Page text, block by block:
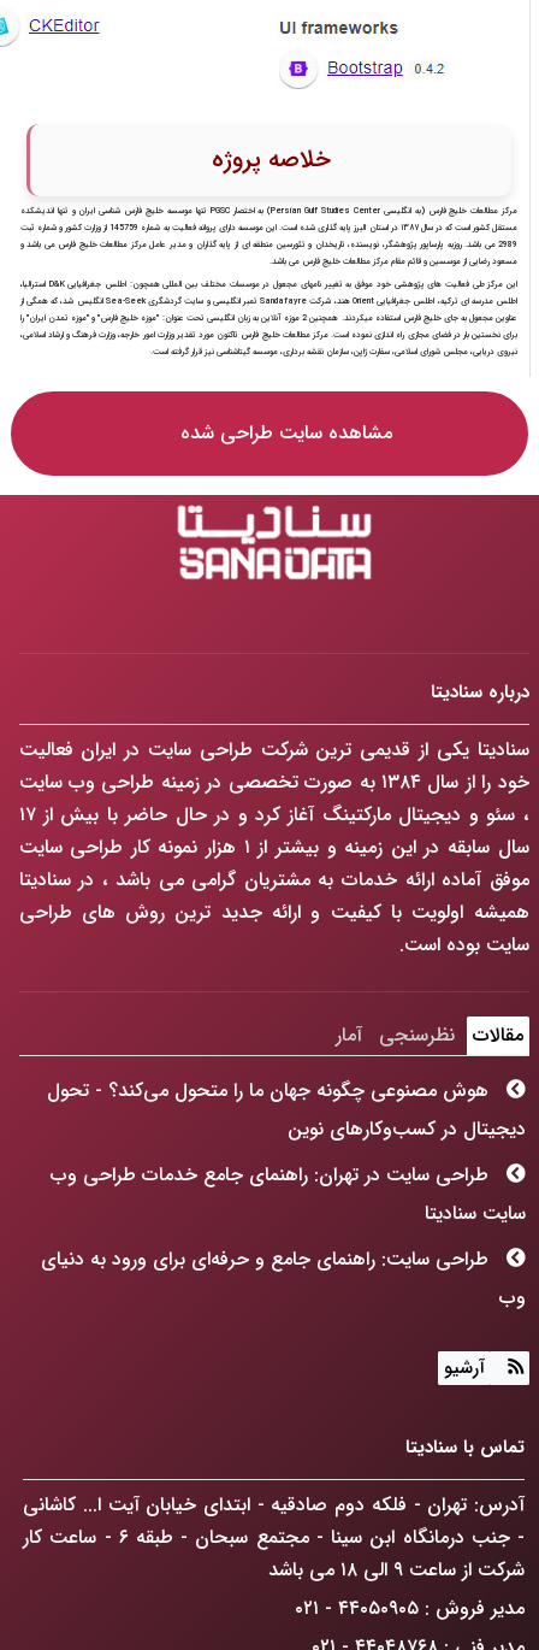
خلاصه پروژه
مرکز مطالعات خلیج فارس (به انگلیسی Persian Gulf Studies Center) به اختصار PGSC تنها موسسه خلیج فارس شناسی ایران و تنها اندیشکده
مستقل کشور است که در سال ۱۳۸۷ در استان البرز پایه گذاری شده است. این موسسه دارای پروانه فعالیت به شماره 145759 از وزارت کشور و شماره ثبت
2989 می باشد. روزبه پارساپور پژوهشگر، نویسنده، تاریخدان و تئورسین منطقه ای از پایه گذاران و مدیر عامل مرکز مطالعات خلیج فارس می باشد و
مسعود رضایی از موسسین و قائم مقام مرکز مطالعات خلیج فارس می باشد.
این مرکز طی فعالیت های پژوهشی خود موفق به تغییر نامهای مجعول در موسسات مختلف بین المللی همچون: اطلس جغرافیایی D&K استرالیا،
اطلس مدرسه ای ترکیه، اطلس جغرافیایی Orient هند، شرکت Sandafayre تمبر انگلیسی و سایت گردشگری Sea-Seek انگلیس شد، که همگی از
عناوین مجعول به جای خلیج فارس استفاده میکردند. همچنین 2 موزه آنلاین به زبان انگلیسی تحت عنوان: "موزه خلیج فارس" و "موزه تمدن ایران" را
برای نخستین بار در فضای مجازی راه اندازی نموده است. مرکز مطالعات خلیج فارس تاکنون مورد تقدیر وزارت امور خارجه، وزارت فرهنگ و ارشاد اسلامی،
نیروی دریایی، مجلس شورای اسلامی، سفارت ژاپن، سازمان نقشه برداری، موسسه گیتاشناسی نیز قرار گرفته است.
مشاهده سایت طراحی شده
درباره سنادیتا
سنادیتا یکی از قدیمی ترین شرکت طراحی سایت در ایران فعالیت
خود را از سال ۱۳۸۴ به صورت تخصصی در زمینه طراحی وب سایت
، سئو و دیجیتال مارکتینگ آغاز کرد و در حال حاضر با بیش از ۱۷
سال سابقه در این زمینه و بیشتر از ۱ هزار نمونه کار طراحی سایت
موفق آماده ارائه خدمات به مشتریان گرامی می باشد ، در سنادیتا
همیشه اولویت با کیفیت و ارائه جدید ترین روش های طراحی
سایت بوده است.
مقالات نظرسنجی
آمار
هوش مصنوعی چگونه جهان ما را متحول می‌کند؟ - تحول
دیجیتال در کسب‌وکارهای نوین
طراحی سایت در تهران: راهنمای جامع خدمات طراحی وب
سایت سنادیتا
طراحی سایت: راهنمای جامع و حرفه‌ای برای ورود به دنیای
وب
طراحی سایت: فراتر از رنگ و فرم، ساخت پنجره‌ای به آینده
ChatGPT Atlas: انقلابی در مرورگرهای وب که کسب‌وکار
شما را متحول می‌کند
راهکار افزایش فروش آنلاین در تهران: گذار از حضور دیجیتال
به سلطه بازار
ضرورت درک دیدگاه GoogleBot
آرشیو
تماس با سنادیتا
آدرس: تهران - فلکه دوم صادقیه - ابتدای خیابان آیت ا... کاشانی
- جنب درمانگاه ابن سینا - مجتمع سبحان - طبقه ۶ - ساعت کار
شرکت از ساعت ۹ الی ۱۸ می باشد
مدیر فروش : ۴۴۰۵۰۹۰۵ - ۰۲۱